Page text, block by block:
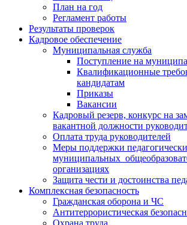
План на год
Регламент работы
Результаты проверок
Кадровое обеспечение
Муниципальная служба
Поступление на
Квалификационные
кандидатам
Приказы
Вакансии
Кадровый резерв, конкурс на
вакантной должности
Оплата труда руководителей
Меры поддержки
муниципальных
организациях
Защита чести и достоинства
Комплексная безопасность
Гражданская оборона и ЧС
Антитеррористическая